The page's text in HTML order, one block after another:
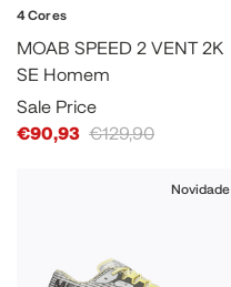
4 Cores
MOAB SPEED 2 VENT 2K
SE Homem
Sale Price
€90,93 €129,90
Novidade